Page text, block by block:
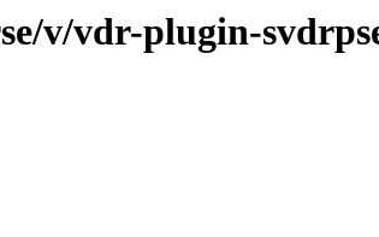
v/vdr-plugin-